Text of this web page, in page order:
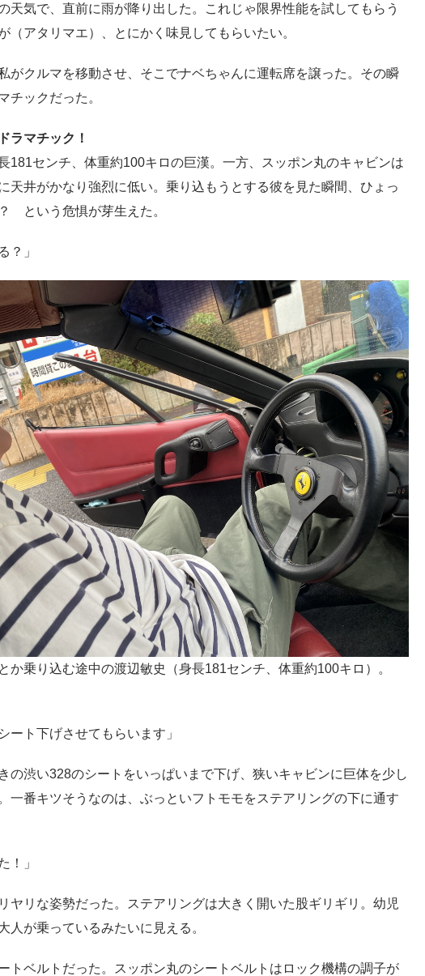
天気で、直前に雨が降り出した。これじゃ限界性能を試してもらう
（アタリマエ）、とにかく味見してもらいたい。
がクルマを移動させ、そこでナベちゃんに運転席を譲った。その瞬
チックだった。
ラマチック！
181センチ、体重約100キロの巨漢。一方、スッポン丸のキャビンは
天井がかなり強烈に低い。乗り込もうとする彼を見た瞬間、ひょっ
という危惧が芽生えた。
？」
か乗り込む途中の渡辺敏史（身長181センチ、体重約100キロ）。
ート下げさせてもらいます」
の渋い328のシートをいっぱいまで下げ、狭いキャビンに巨体を少し
一番キツそうなのは、ぶっといフトモモをステアリングの下に通す
！」
ヤリな姿勢だった。ステアリングは大きく開いた股ギリギリ。幼児
人が乗っているみたいに見える。
トベルトだった。スッポン丸のシートベルトはロック機構の調子が